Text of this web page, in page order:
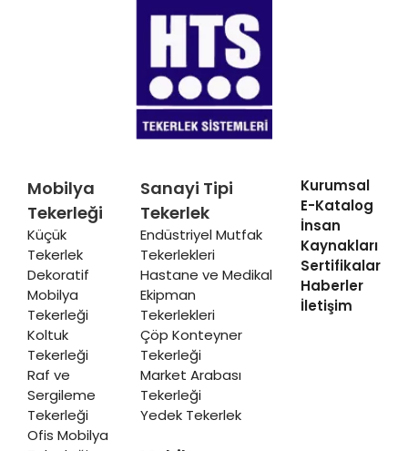
Mobilya
Tekerleği
Küçük
Tekerlek
Dekoratif
Mobilya
Tekerleği
Koltuk
Tekerleği
Raf ve
Sergileme
Tekerleği
Ofis Mobilya
Sanayi Tipi
Tekerlek
Endüstriyel Mutfak
Tekerlekleri
Hastane ve Medikal
Ekipman
Tekerlekleri
Çöp Konteyner
Tekerleği
Market Arabası
Tekerleği
Yedek Tekerlek
Kurumsal
E-Katalog
İnsan
Kaynakları
Sertifikalar
Haberler
İletişim